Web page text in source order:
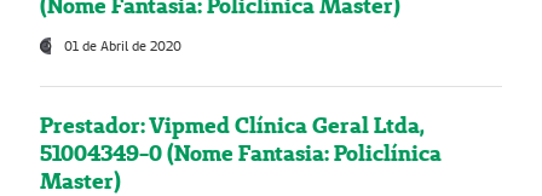
01 de Abril de 2020
Prestador: Vipmed Clínica Geral Ltda,
51004349-0 (Nome Fantasia: Policlínica
Master)